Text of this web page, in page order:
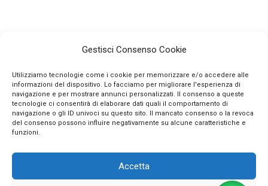
Gestisci Consenso Cookie
Utilizziamo tecnologie come i cookie per memorizzare e/o accedere alle
informazioni del dispositivo. Lo facciamo per migliorare l'esperienza di
navigazione e per mostrare annunci personalizzati. Il consenso a queste
tecnologie ci consentirà di elaborare dati quali il comportamento di
navigazione o gli ID univoci su questo sito. Il mancato consenso o la revoca
del consenso possono influire negativamente su alcune caratteristiche e
funzioni.
Accetta
INFO
SEGUICI SUI SOCIAL